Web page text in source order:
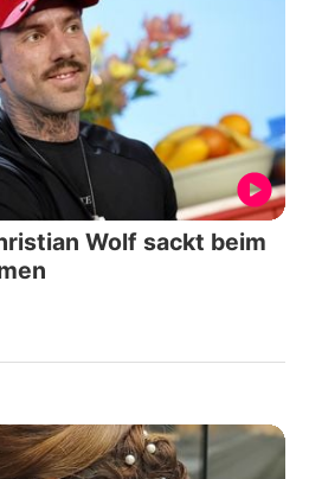
Wolf sackt beim